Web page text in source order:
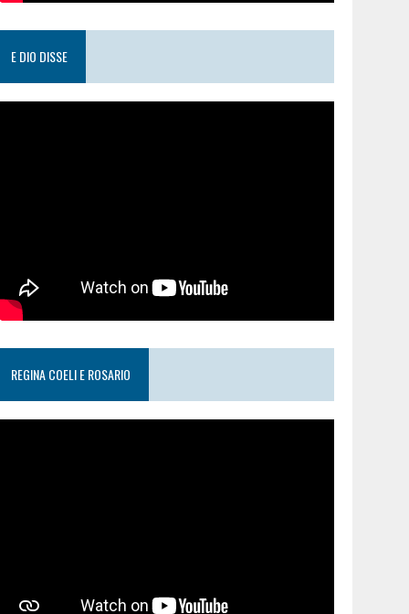
E DIO DISSE
REGINA COELI E ROSARIO